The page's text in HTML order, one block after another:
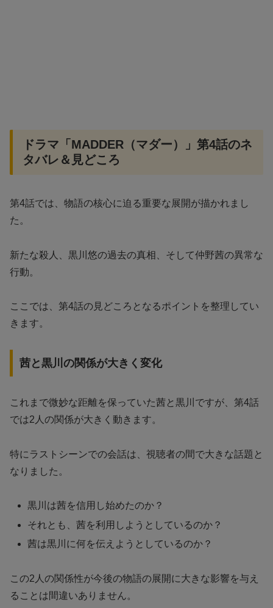
ドラマ「MADDER（マダー）」第4話のネ
タバレ＆見どころ
第4話では、物語の核心に迫る重要な展開が描かれまし
た。
新たな殺人、黒川悠の過去の真相、そして仲野茜の異常な
行動。
ここでは、第4話の見どころとなるポイントを整理してい
きます。
茜と黒川の関係が大きく変化
これまで微妙な距離を保っていた茜と黒川ですが、第4話
では2人の関係が大きく動きます。
特にラストシーンでの会話は、視聴者の間で大きな話題と
なりました。
黒川は茜を信用し始めたのか？
それとも、茜を利用しようとしているのか？
茜は黒川に何を伝えようとしているのか？
この2人の関係性が今後の物語の展開に大きな影響を与え
ることは間違いありません。